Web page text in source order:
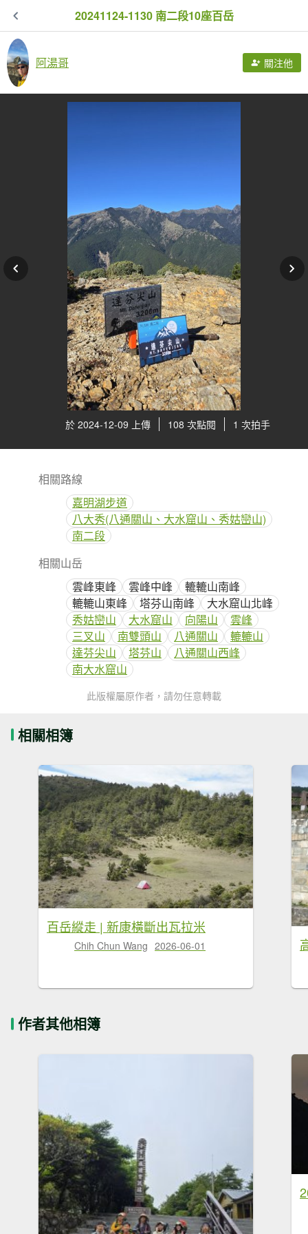
20241124-1130 南二段10座百岳
阿湯哥 關注他
於 2024-12-09 上傳 108 次點閱 1 次拍手
相關路線
嘉明湖步道
八大秀(八通關山、大水窟山、秀姑巒山)
南二段
相關山岳
雲峰東峰
雲峰中峰
轆轆山南峰
轆轆山東峰
塔芬山南峰
大水窟山北峰
秀姑巒山
大水窟山 向陽山
雲峰
三叉山
南雙頭山 八通關山
轆轆山
達芬尖山
塔芬山
八通關山西峰
南大水窟山
此版權屬原作者，請勿任意轉載
相關相簿
百岳縱走 | 新康橫斷出瓦拉米
Chih Chun Wang 2026-06-01
作者其他相簿